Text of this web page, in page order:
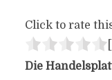
Click to rate
Die